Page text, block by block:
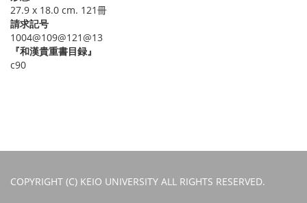
27.9 x 18.0 cm. 121冊
請求記号
1004@109@121@13
『和漢貴重書目録』
c90
COPYRIGHT (C) KEIO UNIVERSITY ALL RIGHTS RESERVED.